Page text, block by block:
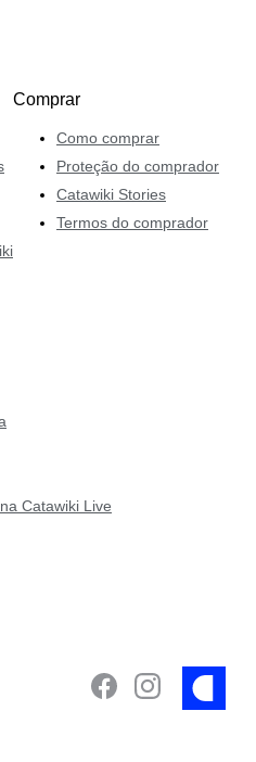
Comprar
Como comprar
Proteção do comprador
Catawiki Stories
Termos do comprador
Catawiki Live